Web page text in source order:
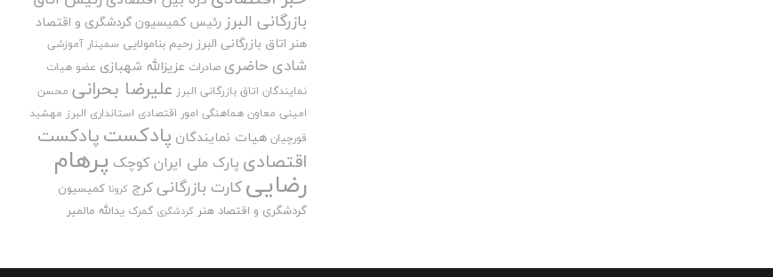
بازرگانی البرز رئیس کمیسیون گردشگری و اقتصاد
هنر اتاق بازرگانی البرز رحیم بنامولایی سمینار آموزشی
شادی حاضری صادرات عزیزالله شهبازی عضو هیات
نمایندگان اتاق بازرگانی البرز علیرضا بحرانی محسن
امینی معاون هماهنگی امور اقتصادی استانداری البرز مهشید
قورچیان هیات نمایندگان پادکستپادکست
اقتصادی پارک ملی ایران کوچک پرهام
رضاییکارت بازرگانیکرج کرونا کمیسیون
گردشگری و اقتصاد هنر گردشگری گمرک یدالله مالمیر